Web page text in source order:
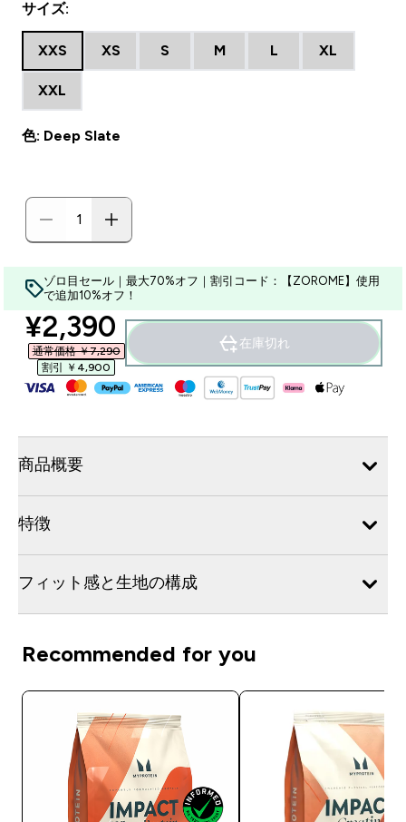
サイズ:
XXS XS S M L XL
XXL
色: Deep Slate
ゾロ目セール｜最大70%オフ｜割引コード：【ZOROME】使用
で追加10%オフ！
discounted price
¥2,390‎
通常価格 ￥7,290‎
割引 ￥4,900‎
在庫切れ
商品概要
特徴
フィット感と生地の構成
Recommended for you